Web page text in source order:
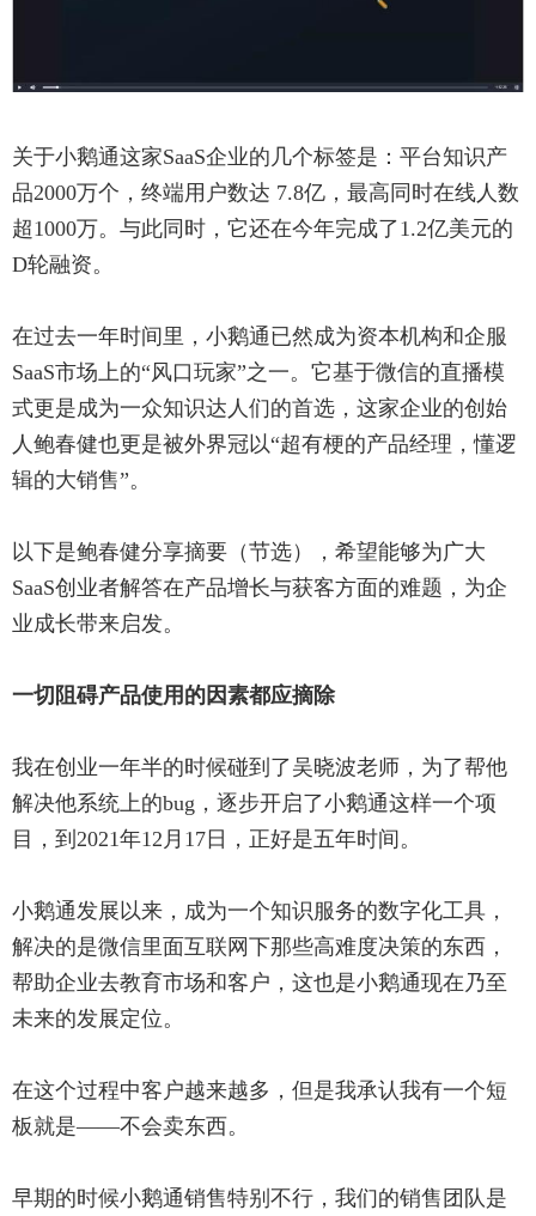
关于小鹅通这家SaaS企业的几个标签是：平台知识产
品2000万个，终端用户数达 7.8亿，最高同时在线人数
超1000万。与此同时，它还在今年完成了1.2亿美元的
D轮融资。
在过去一年时间里，小鹅通已然成为资本机构和企服
SaaS市场上的“风口玩家”之一。它基于微信的直播模
式更是成为一众知识达人们的首选，这家企业的创始
人鲍春健也更是被外界冠以“超有梗的产品经理，懂逻
辑的大销售”。
以下是鲍春健分享摘要（节选），希望能够为广大
SaaS创业者解答在产品增长与获客方面的难题，为企
业成长带来启发。
一切阻碍产品使用的因素都应摘除
我在创业一年半的时候碰到了吴晓波老师，为了帮他
解决他系统上的bug，逐步开启了小鹅通这样一个项
目，到2021年12月17日，正好是五年时间。
小鹅通发展以来，成为一个知识服务的数字化工具，
解决的是微信里面互联网下那些高难度决策的东西，
帮助企业去教育市场和客户，这也是小鹅通现在乃至
未来的发展定位。
在这个过程中客户越来越多，但是我承认我有一个短
板就是——不会卖东西。
早期的时候小鹅通销售特别不行，我们的销售团队是